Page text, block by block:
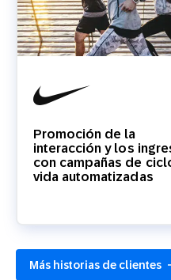
Promoción de la
interacción y los
con campañas de
vida automatizadas
Más historias de clientes